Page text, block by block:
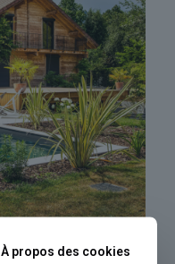
À propos des cookies